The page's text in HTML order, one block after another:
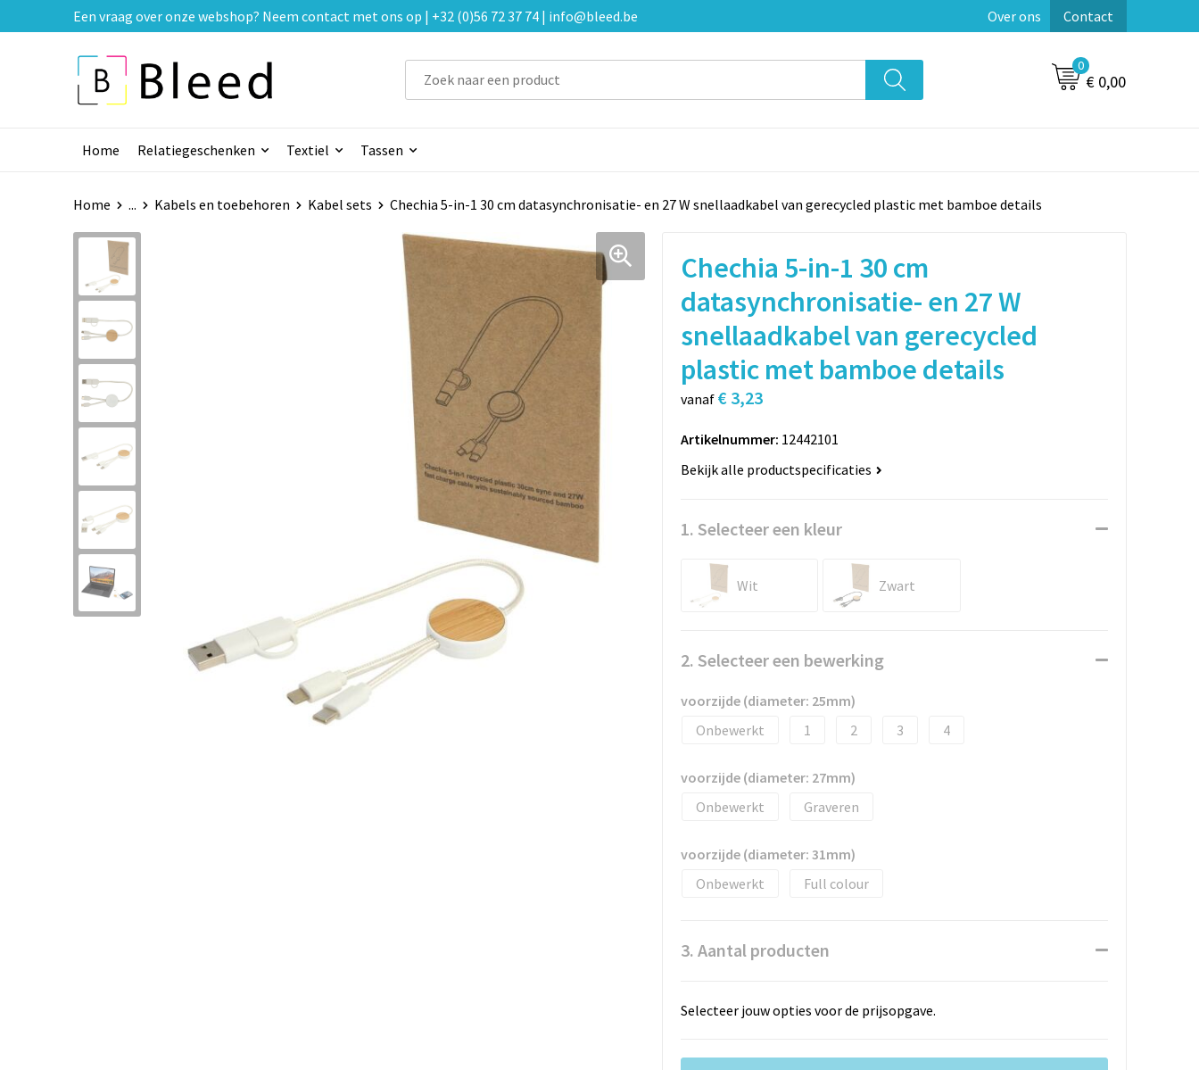
Een vraag over onze webshop? Neem contact met ons op | +32 (0)56 72 37 74 | info@bleed.be Over ons Contact
0
€ 0,00
Home Relatiegeschenken Textiel Tassen
Home ... Kabels en toebehoren Kabel sets Chechia 5-in-1 30 cm datasynchronisatie- en 27 W snellaadkabel van gerecycled plastic met bamboe details
Chechia 5-in-1 30 cm
datasynchronisatie- en 27 W
snellaadkabel van gerecycled
plastic met bamboe details
vanaf € 3,23
Artikelnummer: 12442101
Bekijk alle productspecificaties
1. Selecteer een kleur
Wit Zwart
2. Selecteer een bewerking
voorzijde (diameter: 25mm)
Onbewerkt
1 2 3 4
voorzijde (diameter: 27mm)
Onbewerkt
Graveren
voorzijde (diameter: 31mm)
Onbewerkt
Full colour
3. Aantal producten
Selecteer jouw opties voor de prijsopgave.